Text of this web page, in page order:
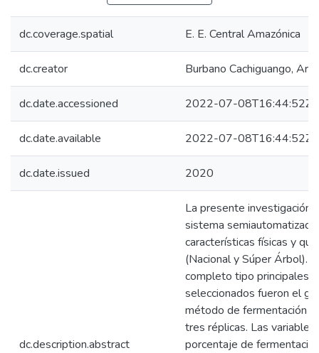
dc.coverage.spatial E. E. Central Amazónica
dc.creator Burbano Cachiguango,
dc.date.accessioned 2022-07-08T16:44:52Z
dc.date.available 2022-07-08T16:44:52Z
dc.date.issued 2020
dc.description.abstract
La presente investigación
sistema
características físicas y
(Nacional y Súper Árbol).
completo tipo principales
seleccionados fueron el
método de fermentación
tres réplicas. Las
porcentaje de